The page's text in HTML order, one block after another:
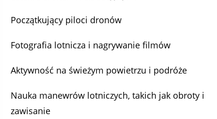
Początkujący piloci dronów
Fotografia lotnicza i nagrywanie filmów
Aktywność na świeżym powietrzu i podróże
Nauka manewrów lotniczych, takich jak obroty i
zawisanie